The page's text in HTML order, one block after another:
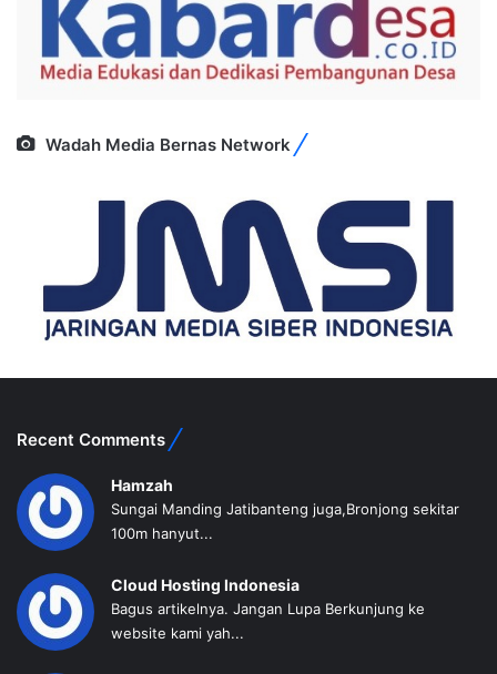
Wadah Media Bernas Network
Recent Comments
Hamzah
Sungai Manding Jatibanteng juga,Bronjong sekitar
100m hanyut...
Cloud Hosting Indonesia
Bagus artikelnya. Jangan Lupa Berkunjung ke
website kami yah...